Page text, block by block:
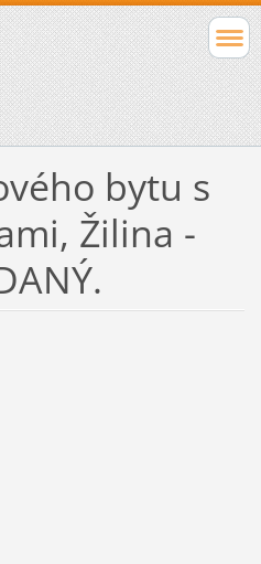
bytu s
Žilina -